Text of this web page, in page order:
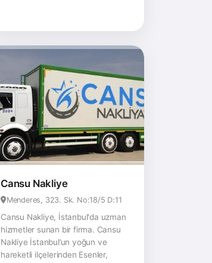
Cansu Nakliye
Menderes, 323. Sk. No:18/5 D:11
Cansu Nakliye, İstanbul'da uzman
hizmetler sunan bir firma. Cansu
Nakliye İstanbul’un yoğun ve
hareketli ilçelerinden Esenler,